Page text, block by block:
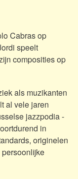
Cabras op
speelt
composities op
als muzikanten
al vele jaren
jazzpodia -
in
originelen